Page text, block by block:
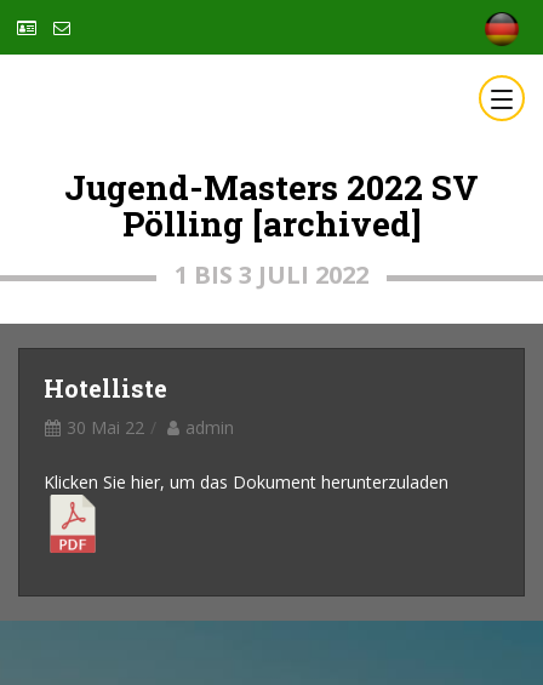
Jugend-Masters 2022 SV
Pölling [archived]
1 BIS 3 JULI 2022
Hotelliste
30 Mai 22 admin
Klicken Sie hier, um das Dokument herunterzuladen